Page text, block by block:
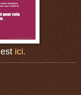
ici.